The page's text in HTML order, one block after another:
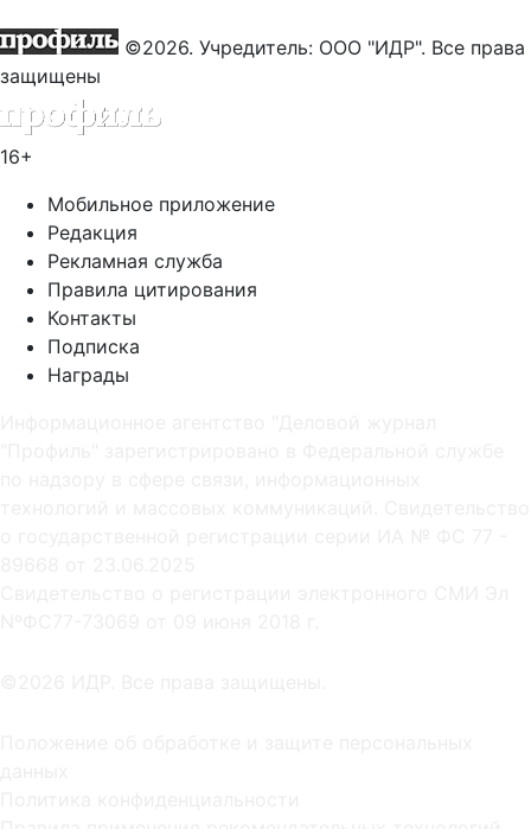
©2026. Учредитель: ООО "ИДР". Все права
защищены
16+
Мобильное приложение
Редакция
Рекламная служба
Правила цитирования
Контакты
Подписка
Награды